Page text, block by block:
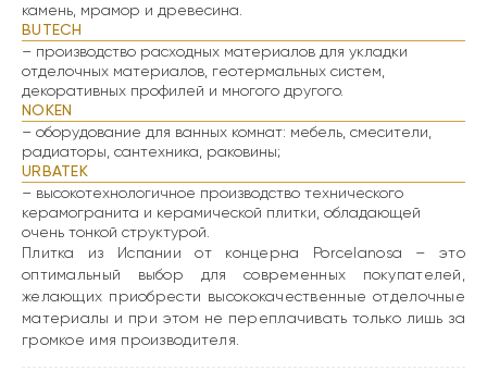
камень, мрамор и древесина.
BUTECH
– производство расходных материалов для укладки
отделочных материалов, геотермальных систем,
декоративных профилей и многого другого.
NOKEN
– оборудование для ванных комнат: мебель, смесители,
радиаторы, сантехника, раковины;
URBATEK
– высокотехнологичное производство технического
керамогранита и керамической плитки, обладающей
очень тонкой структурой.
Плитка из Испании от концерна Porcelanosa – это
оптимальный выбор для современных покупателей,
желающих приобрести высококачественные отделочные
материалы и при этом не переплачивать только лишь за
громкое имя производителя.